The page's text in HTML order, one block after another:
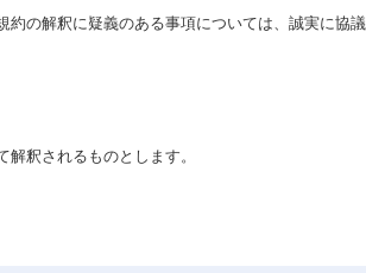
約の解釈に疑義のある事項については、誠実に協
釈されるものとします。